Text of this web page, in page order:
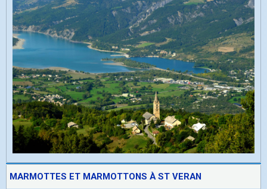
MARMOTTES ET MARMOTTONS À ST VERAN